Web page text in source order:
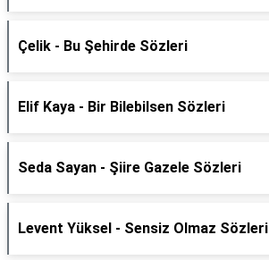
Çelik - Bu Şehirde Sözleri
Elif Kaya - Bir Bilebilsen Sözleri
Seda Sayan - Şiire Gazele Sözleri
Levent Yüksel - Sensiz Olmaz Sözleri